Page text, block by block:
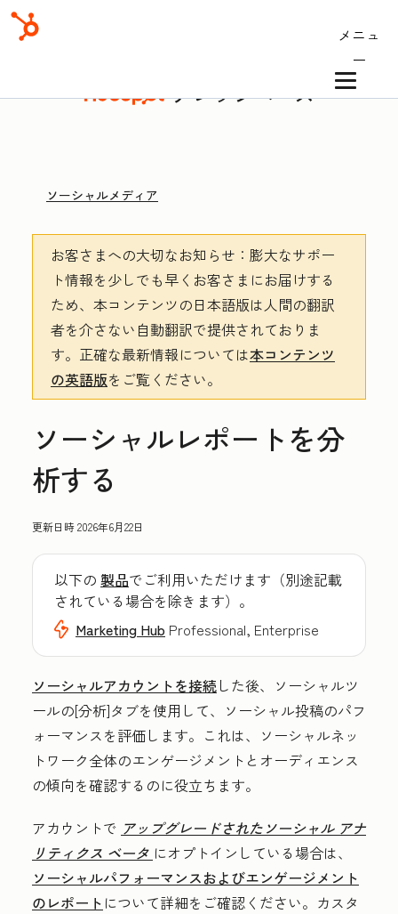
メニュ
ー
ナレッジベース
ソーシャルメディア
お客さまへの大切なお知らせ ：膨大なサポー
ト情報を少しでも早くお客さまにお届けする
ため、本コンテンツの日本語版は人間の翻訳
者を介さない自動翻訳で提供されておりま
す。 正確な最新情報については本コンテンツ
の英語版をご覧ください。
ソーシャルレポートを分
析する
更新日時2026年6月22日
以下の 製品でご利用いただけます（別途記載
されている場合を除きます）。
Marketing Hub Professional, Enterprise
ソーシャルアカウントを接続した後、ソーシャルツ
ールの[分析]タブを使用して、ソーシャル投稿のパフ
ォーマンスを評価します。これは、ソーシャルネッ
トワーク全体のエンゲージメントとオーディエンス
の傾向を確認するのに役立ちます。
アカウントで アップグレードされたソーシャル アナ
リティクス ベータ にオプトインしている場合は、
ソーシャルパフォーマンスおよびエンゲージメント
のレポート について詳細をご確認ください。カスタ